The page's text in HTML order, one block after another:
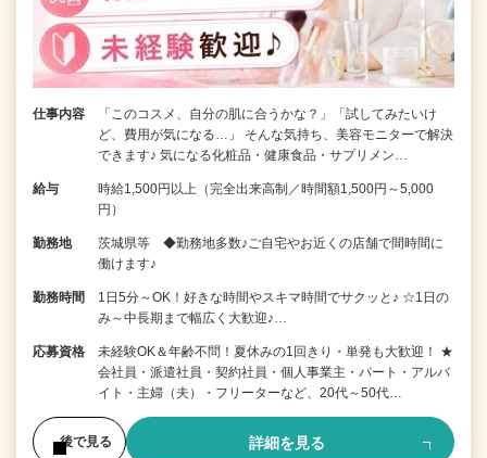
仕事内容
「このコスメ、自分の肌に合うかな？」「試してみたいけ
ど、費用が気になる…」 そんな気持ち、美容モニターで解決
できます♪ 気になる化粧品・健康食品・サプリメン…
給与
時給1,500円以上（完全出来高制／時間額1,500円～5,000
円）
勤務地
茨城県等 ◆勤務地多数♪ご自宅やお近くの店舗で間時間に
働けます♪
勤務時間
1日5分～OK！好きな時間やスキマ時間でサクッと♪ ☆1日の
み～中長期まで幅広く大歓迎♪…
応募資格
未経験OK＆年齢不問！夏休みの1回きり・単発も大歓迎！ ★
会社員・派遣社員・契約社員・個人事業主・パート・アルバ
イト・主婦（夫）・フリーターなど、20代～50代…
後で見る 詳細を見る